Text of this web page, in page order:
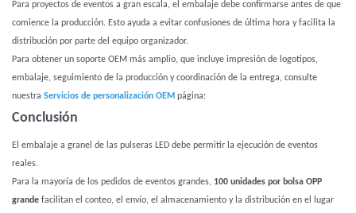
Para proyectos de eventos a gran escala, el embalaje debe confirmarse antes de que
comience la producción. Esto ayuda a evitar confusiones de última hora y facilita la
distribución por parte del equipo organizador.
Para obtener un soporte OEM más amplio, que incluye impresión de logotipos,
embalaje, seguimiento de la producción y coordinación de la entrega, consulte
nuestra Servicios de personalización OEM página:
Conclusión
El embalaje a granel de las pulseras LED debe permitir la ejecución de eventos
reales.
Para la mayoría de los pedidos de eventos grandes, 100 unidades por bolsa OPP
grande facilitan el conteo, el envío, el almacenamiento y la distribución en el lugar